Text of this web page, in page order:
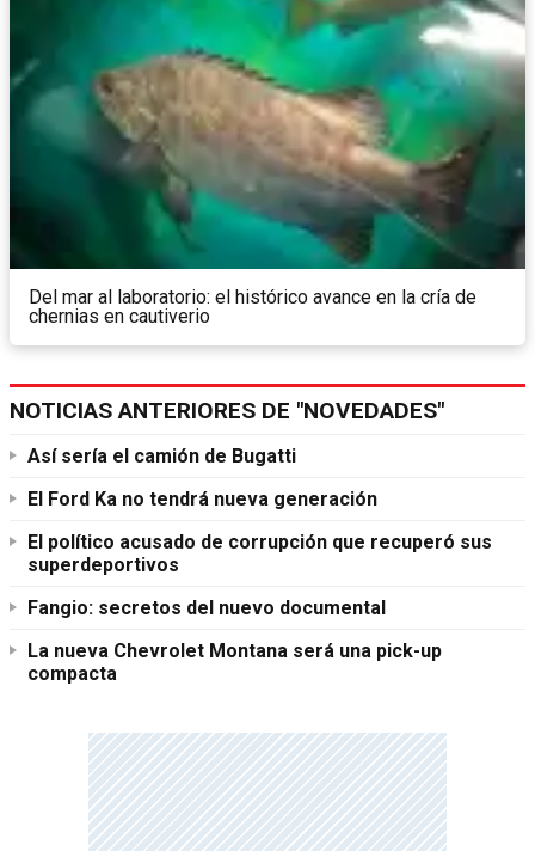
Del mar al laboratorio: el histórico avance en la cría de
chernias en cautiverio
NOTICIAS ANTERIORES DE "NOVEDADES"
Así sería el camión de Bugatti
El Ford Ka no tendrá nueva generación
El político acusado de corrupción que recuperó sus
superdeportivos
Fangio: secretos del nuevo documental
La nueva Chevrolet Montana será una pick-up
compacta